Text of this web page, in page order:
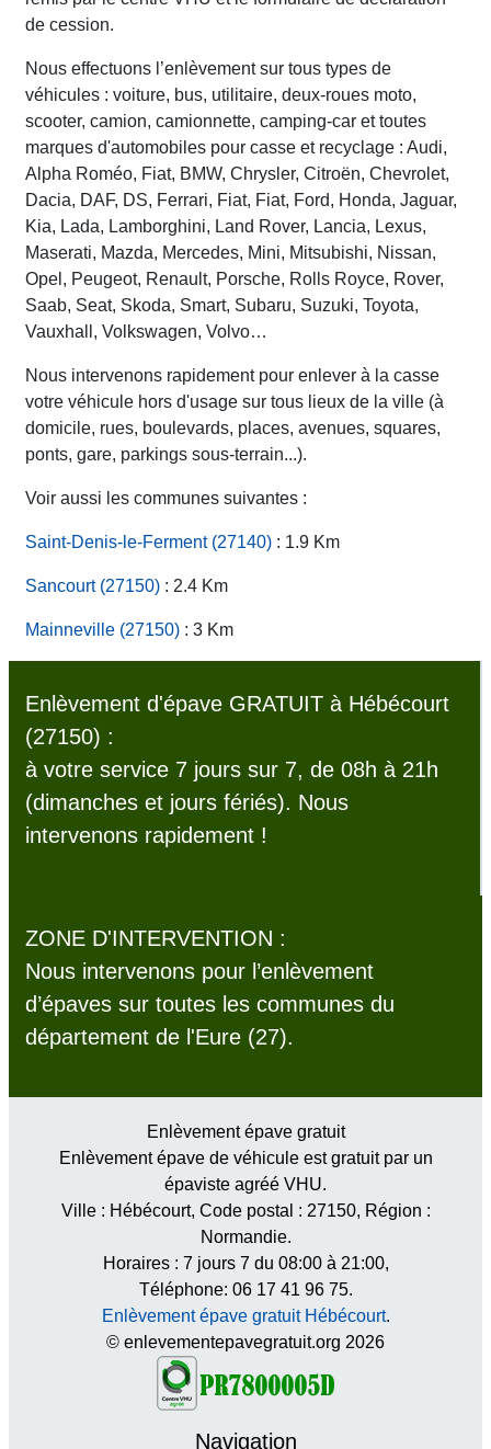
de cession.
Nous effectuons l’enlèvement sur tous types de
véhicules : voiture, bus, utilitaire, deux-roues moto,
scooter, camion, camionnette, camping-car et toutes
marques d'automobiles pour casse et recyclage : Audi,
Alpha Roméo, Fiat, BMW, Chrysler, Citroën, Chevrolet,
Dacia, DAF, DS, Ferrari, Fiat, Fiat, Ford, Honda, Jaguar,
Kia, Lada, Lamborghini, Land Rover, Lancia, Lexus,
Maserati, Mazda, Mercedes, Mini, Mitsubishi, Nissan,
Opel, Peugeot, Renault, Porsche, Rolls Royce, Rover,
Saab, Seat, Skoda, Smart, Subaru, Suzuki, Toyota,
Vauxhall, Volkswagen, Volvo…
Nous intervenons rapidement pour enlever à la casse
votre véhicule hors d'usage sur tous lieux de la ville (à
domicile, rues, boulevards, places, avenues, squares,
ponts, gare, parkings sous-terrain...).
Voir aussi les communes suivantes :
Saint-Denis-le-Ferment (27140) : 1.9 Km
Sancourt (27150) : 2.4 Km
Mainneville (27150) : 3 Km
Enlèvement d'épave GRATUIT à Hébécourt
(27150) :
à votre service 7 jours sur 7, de 08h à 21h
(dimanches et jours fériés). Nous
intervenons rapidement !
ZONE D'INTERVENTION :
Nous intervenons pour l’enlèvement
d’épaves sur toutes les communes du
département de l'Eure (27).
Enlèvement épave gratuit
Enlèvement épave de véhicule est gratuit par un
épaviste agréé VHU.
Ville : Hébécourt, Code postal : 27150, Région :
Normandie.
Horaires : 7 jours 7 du 08:00 à 21:00,
Téléphone: 06 17 41 96 75.
Enlèvement épave gratuit Hébécourt.
© enlevementepavegratuit.org 2026
Navigation